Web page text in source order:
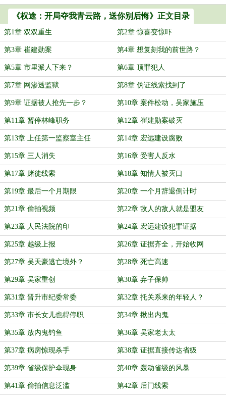
《权途：开局夺我青云路，送你别后悔》正文目录
第1章 双双重生 第2章 惊喜变惊吓
第3章 崔建勋案 第4章 想复刻我的前世路？
第5章 市里派人下来？ 第6章 顶罪犯人
第7章 网渗透监狱 第8章 伪证线索找到了
第9章 证据被人抢先一步？ 第10章 案件松动，吴家施压
第11章 暂停林峰职务 第12章 崔建勋案破灭
第13章 上任第一监察室主任 第14章 宏远建设腐败
第15章 三人消失 第16章 受害人反水
第17章 赌徒线索 第18章 知情人被灭口
第19章 最后一个月期限 第20章 一个月辞退倒计时
第21章 偷拍视频 第22章 敌人的敌人就是盟友
第23章 人民法院的印 第24章 宏远建设犯罪证据
第25章 越级上报 第26章 证据齐全，开始收网
第27章 吴天豪逃亡境外？ 第28章 死亡高速
第29章 吴家重创 第30章 弃子保帅
第31章 晋升市纪委常委 第32章 托关系来的年轻人？
第33章 市长女儿也得停职 第34章 揪出内鬼
第35章 放内鬼钓鱼 第36章 吴家老太太
第37章 病房惊现杀手 第38章 证据直接传达省级
第39章 省级保护伞现身 第40章 轰动省级的风暴
第41章 偷拍信息泛滥 第42章 后门线索